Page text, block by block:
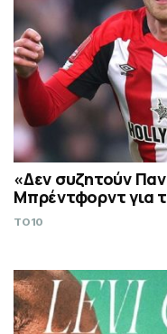
«Δεν συζητούν
Μπρέντφορντ για
TO10